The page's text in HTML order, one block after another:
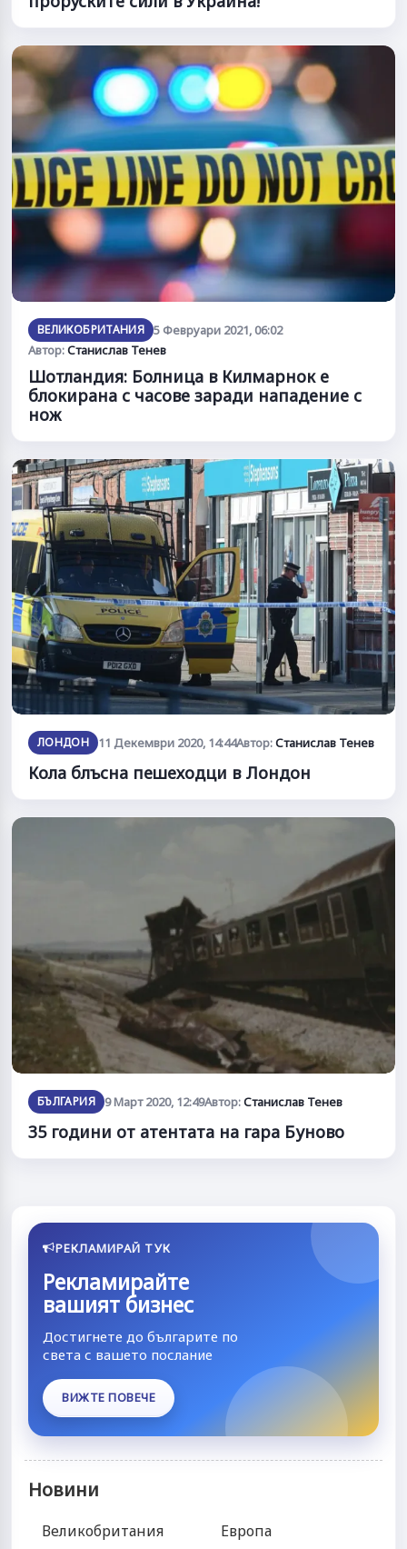
ВЕЛИКОБРИТАНИЯ 5 Февруари 2021, 06:02
Автор:Станислав Тенев
Шотландия: Болница в Килмарнок е
блокирана с часове заради нападение с
нож
ЛОНДОН 11 Декември 2020, 14:44Автор:Станислав Тенев
Кола блъсна пешеходци в Лондон
БЪЛГАРИЯ 9 Март 2020, 12:49Автор:Станислав Тенев
35 години от атентата на гара Буново
РЕКЛАМИРАЙ ТУК
Рекламирайте
вашият бизнес
Достигнете до българите по
света с вашето послание
ВИЖТЕ ПОВЕЧЕ
Новини
Великобритания
Европа